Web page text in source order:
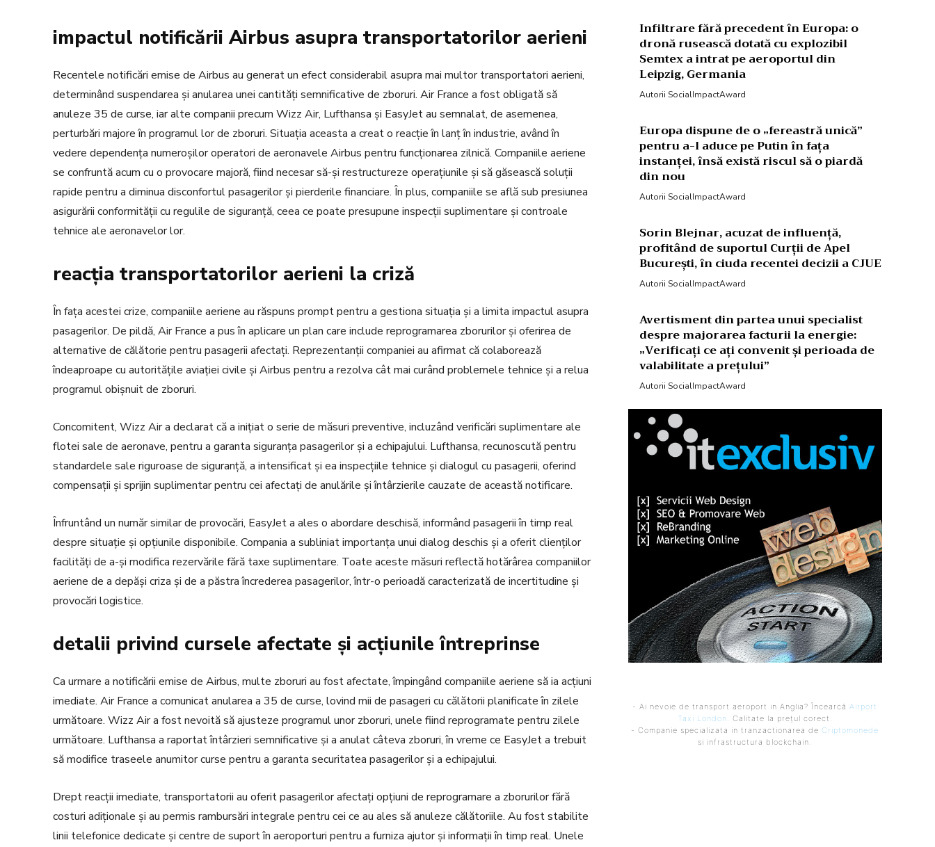
impactul notificării Airbus asupra transportatorilor aerieni
Recentele notificări emise de Airbus au generat un efect considerabil asupra mai multor transportatori aerieni,
determinând suspendarea și anularea unei cantități semnificative de zboruri. Air France a fost obligată să
anuleze 35 de curse, iar alte companii precum Wizz Air, Lufthansa și EasyJet au semnalat, de asemenea,
perturbări majore în programul lor de zboruri. Situația aceasta a creat o reacție în lanț în industrie, având în
vedere dependența numeroșilor operatori de aeronavele Airbus pentru funcționarea zilnică. Companiile aeriene
se confruntă acum cu o provocare majoră, fiind necesar să-și restructureze operațiunile și să găsească soluții
rapide pentru a diminua disconfortul pasagerilor și pierderile financiare. În plus, companiile se află sub presiunea
asigurării conformității cu regulile de siguranță, ceea ce poate presupune inspecții suplimentare și controale
tehnice ale aeronavelor lor.
reacția transportatorilor aerieni la criză
În fața acestei crize, companiile aeriene au răspuns prompt pentru a gestiona situația și a limita impactul asupra
pasagerilor. De pildă, Air France a pus în aplicare un plan care include reprogramarea zborurilor și oferirea de
alternative de călătorie pentru pasagerii afectați. Reprezentanții companiei au afirmat că colaborează
îndeaproape cu autoritățile aviației civile și Airbus pentru a rezolva cât mai curând problemele tehnice și a relua
programul obișnuit de zboruri.
Concomitent, Wizz Air a declarat că a inițiat o serie de măsuri preventive, incluzând verificări suplimentare ale
flotei sale de aeronave, pentru a garanta siguranța pasagerilor și a echipajului. Lufthansa, recunoscută pentru
standardele sale riguroase de siguranță, a intensificat și ea inspecțiile tehnice și dialogul cu pasagerii, oferind
compensații și sprijin suplimentar pentru cei afectați de anulările și întârzierile cauzate de această notificare.
Înfruntând un număr similar de provocări, EasyJet a ales o abordare deschisă, informând pasagerii în timp real
despre situație și opțiunile disponibile. Compania a subliniat importanța unui dialog deschis și a oferit clienților
facilități de a-și modifica rezervările fără taxe suplimentare. Toate aceste măsuri reflectă hotărârea companiilor
aeriene de a depăși criza și de a păstra încrederea pasagerilor, într-o perioadă caracterizată de incertitudine și
provocări logistice.
detalii privind cursele afectate și acțiunile întreprinse
Ca urmare a notificării emise de Airbus, multe zboruri au fost afectate, împingând companiile aeriene să ia acțiuni
imediate. Air France a comunicat anularea a 35 de curse, lovind mii de pasageri cu călătorii planificate în zilele
următoare. Wizz Air a fost nevoită să ajusteze programul unor zboruri, unele fiind reprogramate pentru zilele
următoare. Lufthansa a raportat întârzieri semnificative și a anulat câteva zboruri, în vreme ce EasyJet a trebuit
să modifice traseele anumitor curse pentru a garanta securitatea pasagerilor și a echipajului.
Drept reacții imediate, transportatorii au oferit pasagerilor afectați opțiuni de reprogramare a zborurilor fără
costuri adiționale și au permis rambursări integrale pentru cei ce au ales să anuleze călătoriile. Au fost stabilite
linii telefonice dedicate și centre de suport în aeroporturi pentru a furniza ajutor și informații în timp real. Unele
Infiltrare fără precedent în Europa: o
dronă rusească dotată cu explozibil
Semtex a intrat pe aeroportul din
Leipzig, Germania
Autorii SocialImpactAward
Europa dispune de o „fereastră unică”
pentru a-l aduce pe Putin în fața
instanței, însă există riscul să o piardă
din nou
Autorii SocialImpactAward
Sorin Blejnar, acuzat de influență,
profitând de suportul Curții de Apel
București, în ciuda recentei decizii a CJUE
Autorii SocialImpactAward
Avertisment din partea unui specialist
despre majorarea facturii la energie:
„Verificați ce ați convenit și perioada de
valabilitate a prețului”
Autorii SocialImpactAward
- Ai nevoie de transport aeroport in Anglia? ÎncearcăAirport
Taxi London. Calitate la prețul corect.
- Companie specializata in tranzactionarea deCriptomonede
si infrastructura blockchain.